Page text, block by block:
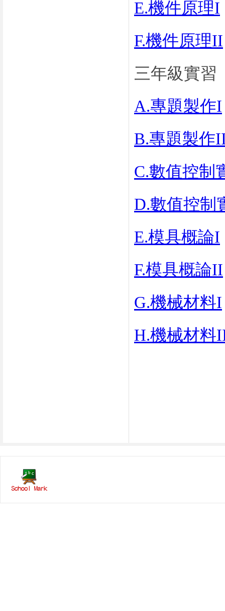
E.機件原理I
F.機件原理II
三年級實習
A.專題製作I
B.專題製作
C.數值控制
D.數值控制
E.模具概論I
F.模具概論II
G.機械材料I
H.機械材料